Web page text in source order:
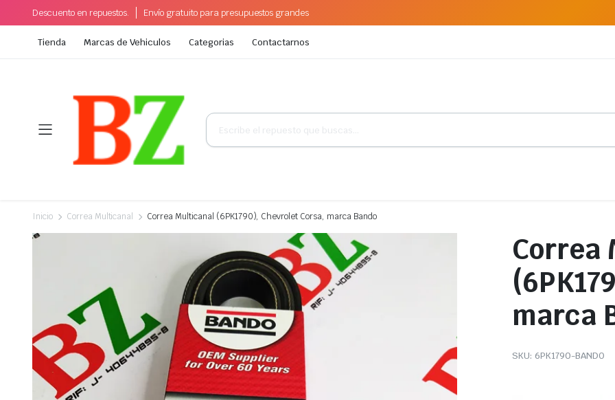
Descuento en repuestos. Envío gratuito para presupuestos grandes
Tienda Marcas de Vehiculos Categorias Contactarnos
Búsqueda
productos
Inicio Correa Multicanal Correa Multicanal (6PK1790), Chevrolet Corsa, marca Bando
Correa
marca
SKU: 6PK1790-BANDO